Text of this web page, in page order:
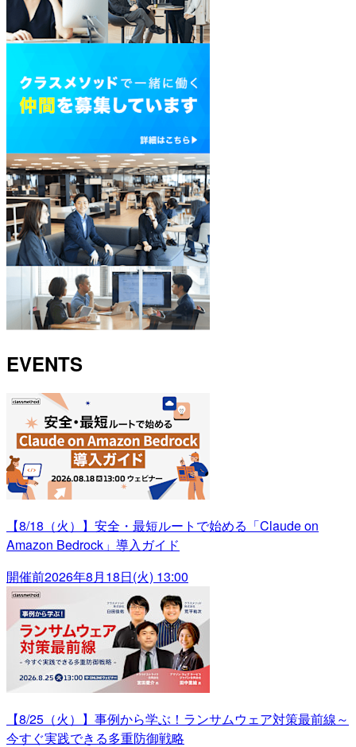
EVENTS
【8/18（火）】安全・最短ルートで始める「Claude on
Amazon Bedrock」導入ガイド
開催前2026年8月18日(火) 13:00
【8/25（火）】事例から学ぶ！ランサムウェア対策最前線～
今すぐ実践できる多重防御戦略